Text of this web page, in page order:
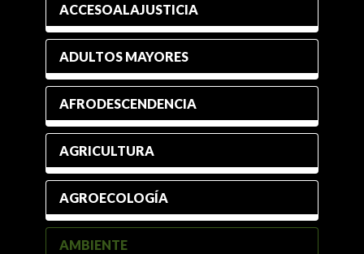
ACCESOALAJUSTICIA
ADULTOS MAYORES
AFRODESCENDENCIA
AGRICULTURA
AGROECOLOGÍA
AMBIENTE